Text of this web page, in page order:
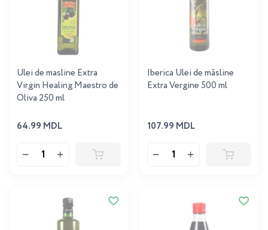
Ulei de masline Extra
Virgin Healing Maestro de
Oliva 250 ml
64.99 MDL
Iberica Ulei de măsline
Extra Vergine 500 ml
107.99 MDL